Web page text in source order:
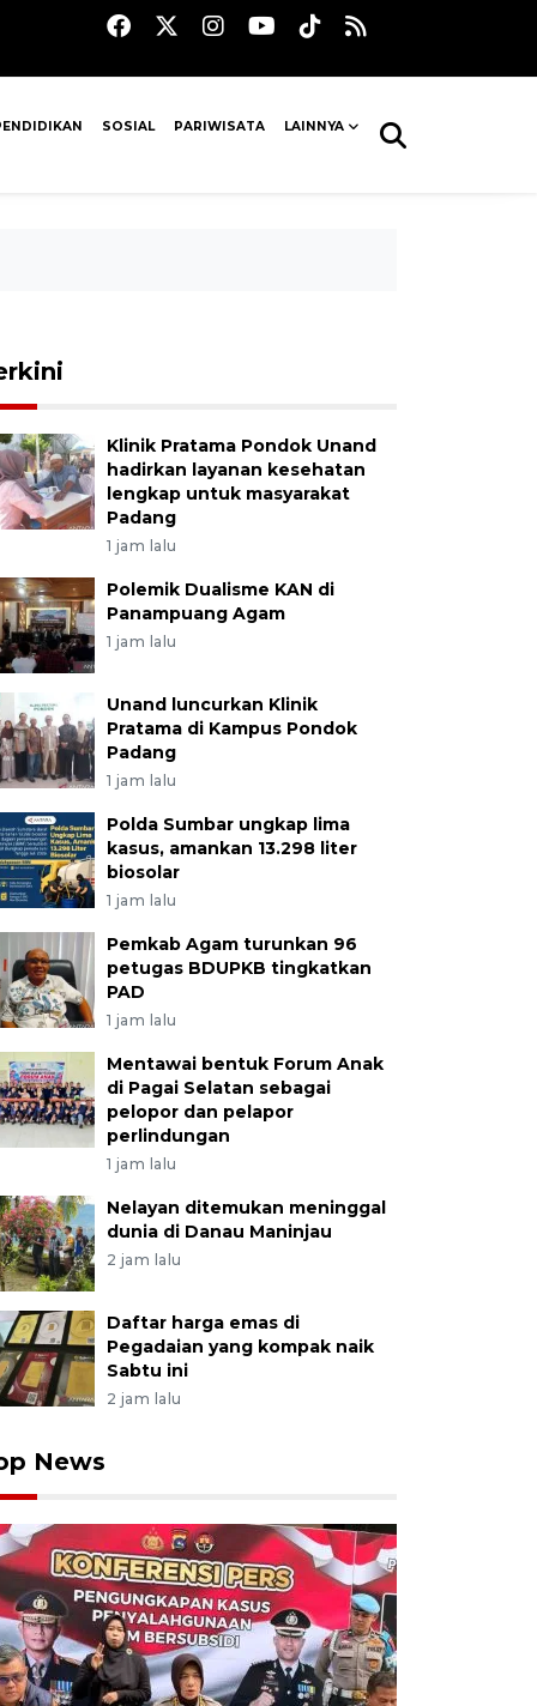
SOSIAL PARIWISATA LAINNYA
Klinik Pratama Pondok Unand
hadirkan layanan kesehatan
lengkap untuk masyarakat
Padang
1 jam lalu
Polemik Dualisme KAN di
Panampuang Agam
1 jam lalu
Unand luncurkan Klinik
Pratama di Kampus Pondok
Padang
1 jam lalu
Polda Sumbar ungkap lima
kasus, amankan 13.298 liter
biosolar
1 jam lalu
Pemkab Agam turunkan 96
petugas BDUPKB tingkatkan
PAD
1 jam lalu
Mentawai bentuk Forum Anak
di Pagai Selatan sebagai
pelopor dan pelapor
perlindungan
1 jam lalu
Nelayan ditemukan meninggal
dunia di Danau Maninjau
2 jam lalu
Daftar harga emas di
Pegadaian yang kompak naik
Sabtu ini
2 jam lalu
News